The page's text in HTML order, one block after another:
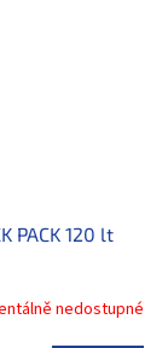
PACK 120 lt
nedostupné